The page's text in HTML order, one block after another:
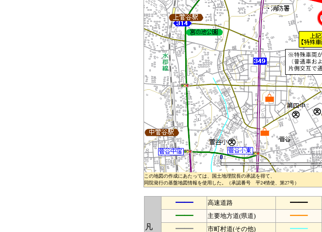
この地図の作成にあたっては、国土地理院長の承認を得て、
同院発行の基盤地図情報を使用した。（承認番号 平24情使、第27号）
凡
━━ 高速道路 ━━
━━ 主要地方道(県道) ━━
━━ 市町村道(その他) ━━